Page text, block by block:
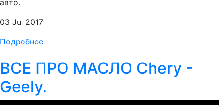
авто.
03 Jul 2017
Подробнее
ВСЕ ПРО МАСЛО Chery -
Geely.